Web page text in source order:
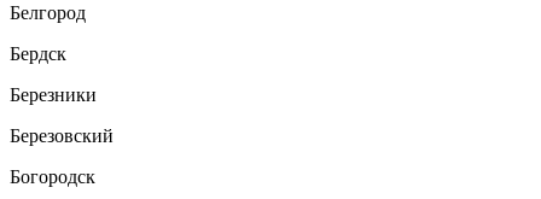
Белгород
Бердск
Березники
Березовский
Богородск